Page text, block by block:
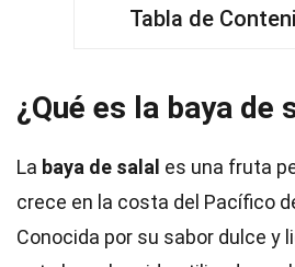
Tabla de
¿Qué es la baya de
La baya de salal es una fruta
crece en la costa del Pacífico
Conocida por su sabor dulce y